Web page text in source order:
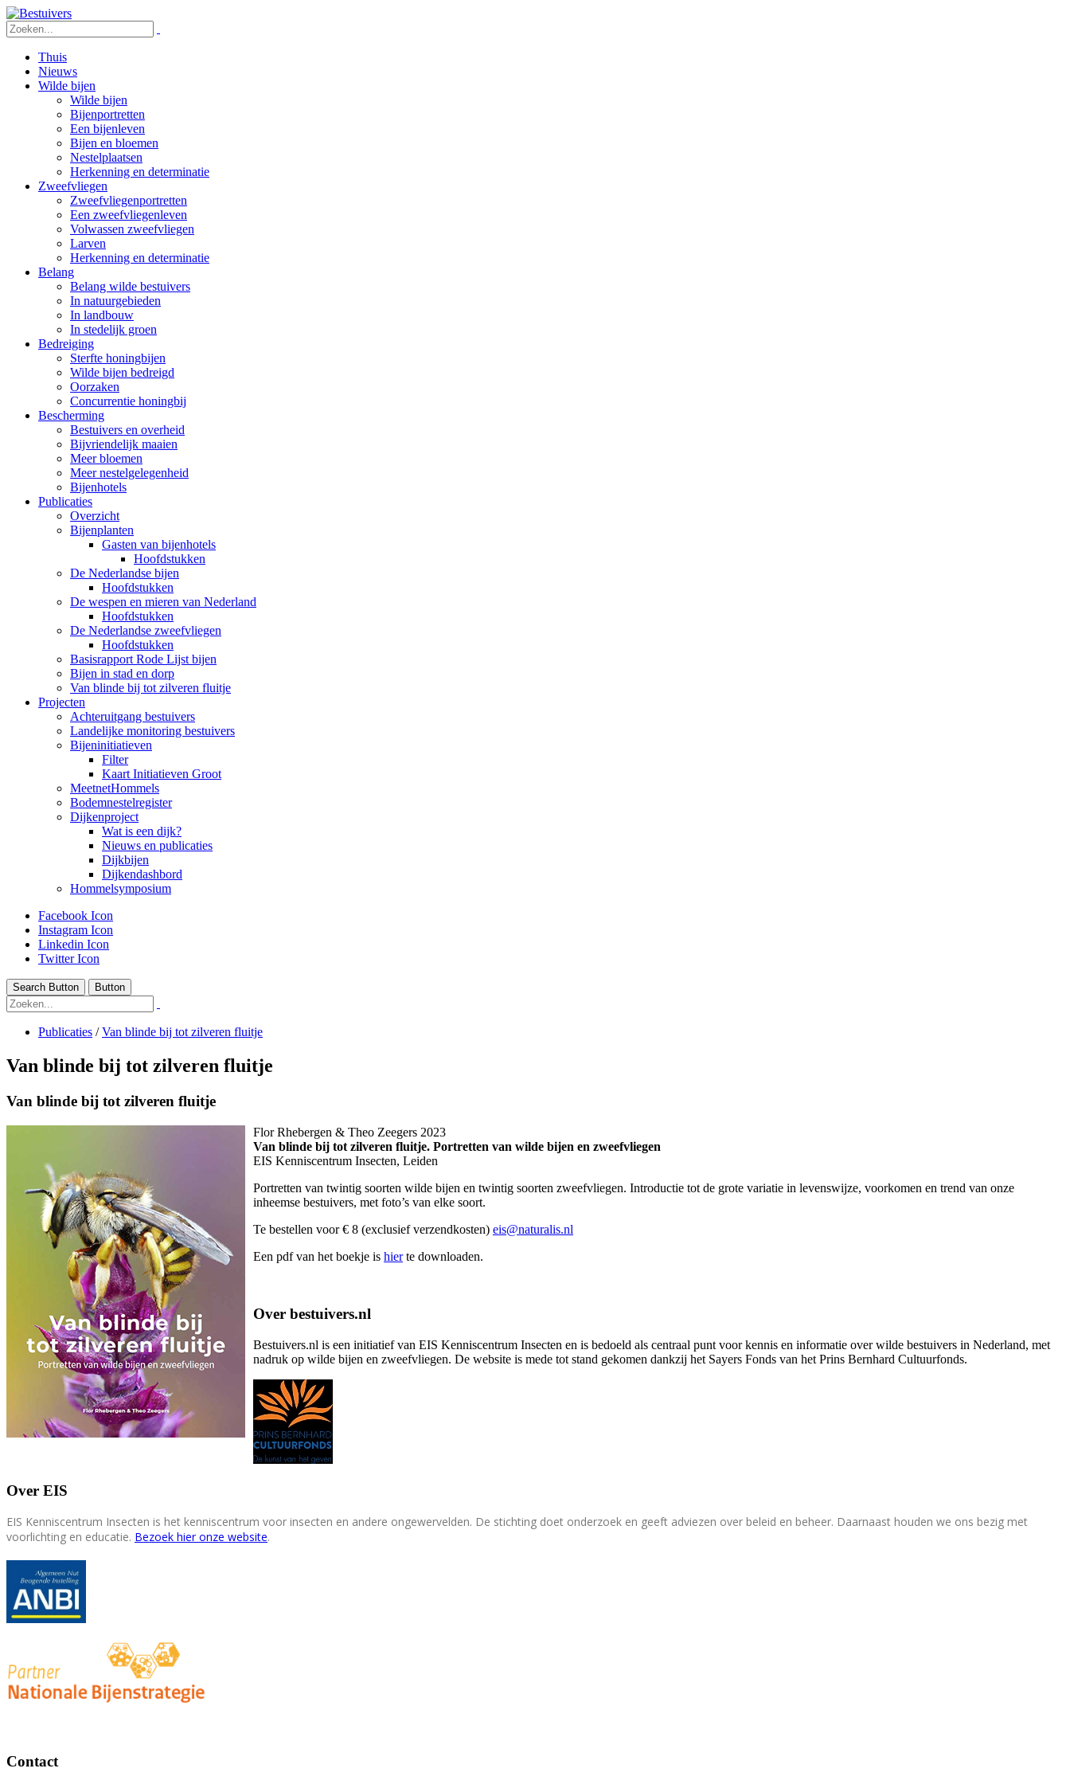
Thuis
Nieuws
Wilde bijen
Wilde bijen
Bijenportretten
Een bijenleven
Bijen en bloemen
Nestelplaatsen
Herkenning en determinatie
Zweefvliegen
Zweefvliegenportretten
Een zweefvliegenleven
Volwassen zweefvliegen
Larven
Herkenning en determinatie
Belang
Belang wilde bestuivers
In natuurgebieden
In landbouw
In stedelijk groen
Bedreiging
Sterfte honingbijen
Wilde bijen bedreigd
Oorzaken
Concurrentie honingbij
Bescherming
Bestuivers en overheid
Bijvriendelijk maaien
Meer bloemen
Meer nestelgelegenheid
Bijenhotels
Publicaties
Overzicht
Bijenplanten
Gasten van bijenhotels
Hoofdstukken
De Nederlandse bijen
Hoofdstukken
De wespen en mieren van Nederland
Hoofdstukken
De Nederlandse zweefvliegen
Hoofdstukken
Basisrapport Rode Lijst bijen
Bijen in stad en dorp
Van blinde bij tot zilveren fluitje
Projecten
Achteruitgang bestuivers
Landelijke monitoring bestuivers
Bijeninitiatieven
Filter
Kaart Initiatieven Groot
MeetnetHommels
Bodemnestelregister
Dijkenproject
Wat is een dijk?
Nieuws en publicaties
Dijkbijen
Dijkendashbord
Hommelsymposium
Facebook Icon
Instagram Icon
Linkedin Icon
Twitter Icon
Search Button Button
Publicaties /Van blinde bij tot zilveren fluitje
Van blinde bij tot zilveren fluitje
Van blinde bij tot zilveren fluitje
Flor Rhebergen & Theo Zeegers 2023
Van blinde bij tot zilveren fluitje. Portretten van wilde bijen en zweefvliegen
EIS Kenniscentrum Insecten, Leiden
Portretten van twintig soorten wilde bijen en twintig soorten zweefvliegen. Introductie tot de grote variatie in levenswijze, voorkomen en trend van onze
inheemse bestuivers, met foto’s van elke soort.
Te bestellen voor € 8 (exclusief verzendkosten) eis@naturalis.nl
Een pdf van het boekje is hierte downloaden.
Over bestuivers.nl
Bestuivers.nl is een initiatief van EIS Kenniscentrum Insecten en is bedoeld als centraal punt voor kennis en informatie over wilde bestuivers in Nederland, met
nadruk op wilde bijen en zweefvliegen. De website is mede tot stand gekomen dankzij het Sayers Fonds van het Prins Bernhard Cultuurfonds.
Over EIS
EIS Kenniscentrum Insecten is het kenniscentrum voor insecten en andere ongewervelden. De stichting doet onderzoek en geeft adviezen over beleid en beheer. Daarnaast houden we ons bezig met
voorlichting en educatie. Bezoek hier onze website.
Contact